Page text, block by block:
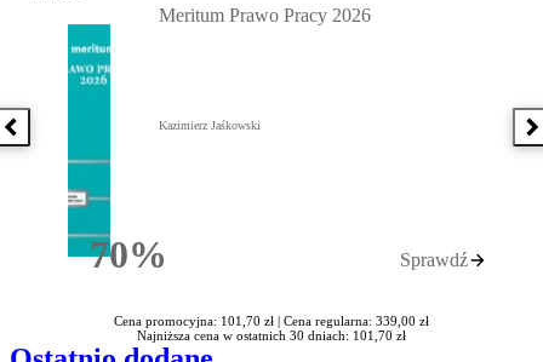
Poprzednia książka
70%Rabatu
Meritum Prawo Pracy 2026
Kazimierz Jaśkowski
Sprawdź
Cena promocyjna: 101,70 zł | Cena regularna: 339,00 zł
Najniższa cena w ostatnich 30 dniach: 101,70 zł